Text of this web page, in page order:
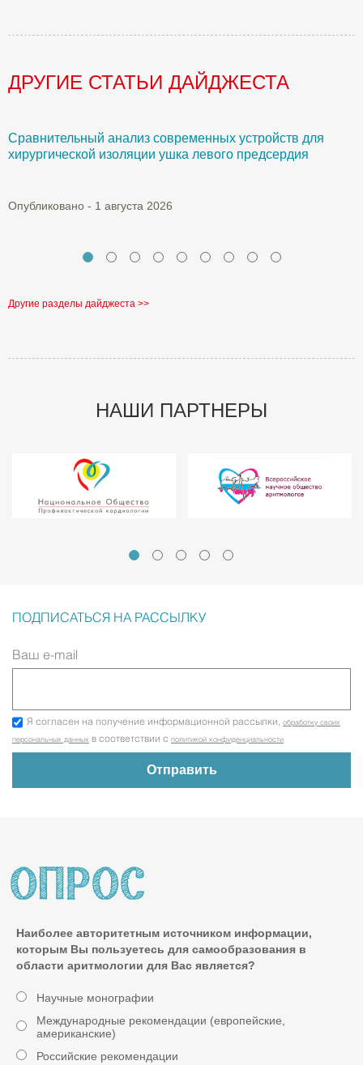
ДРУГИЕ СТАТЬИ ДАЙДЖЕСТА
Сравнительный анализ современных устройств для
хирургической изоляции ушка левого предсердия
Опубликовано - 1 августа 2026
Другие разделы дайджеста >>
НАШИ ПАРТНЕРЫ
ПОДПИСАТЬСЯ НА РАССЫЛКУ
Ваш e-mail
Я согласен на получение информационной рассылки, обработку своих
персональных данных в соответствии с политикой конфиденциальности
Наиболее авторитетным источником информации,
которым Вы пользуетесь для самообразования в
области аритмологии для Вас является?
Научные монографии
Международные рекомендации (европейские,
американские)
Российские рекомендации